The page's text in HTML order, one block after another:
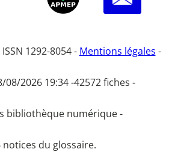
1292-8054 - Mentions légales -
08/2026 19:34 -42572 fiches -
bibliothèque numérique -
notices du glossaire.